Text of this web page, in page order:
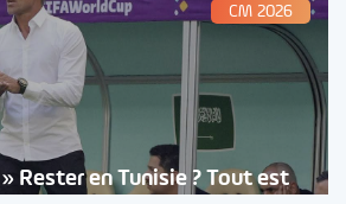
CM 2026
Rester en Tunisie ? Tout est